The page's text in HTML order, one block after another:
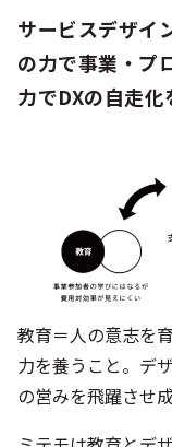
サービスデザイ
の力で事業・プ
力でDXの自走化
教育＝人の意志を
力を養うこと。デ
の営みを飛躍させ